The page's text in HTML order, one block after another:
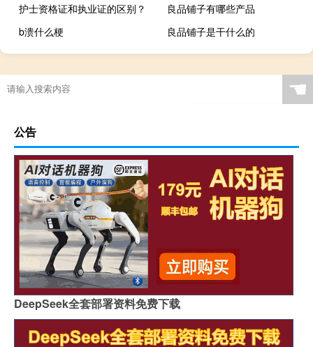
护士资格证和执业证的区别？
良品铺子有哪些产品
b溃什么梗
良品铺子是干什么的
☚
公告
DeepSeek全套部署资料免费下载